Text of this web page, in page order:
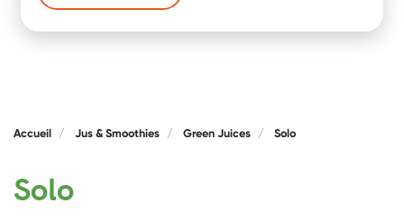
Accueil Jus & Smoothies Green Juices Solo
Solo